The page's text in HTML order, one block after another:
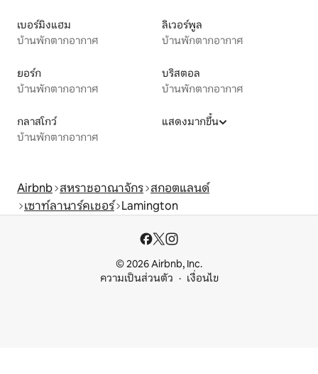
เบอร์มิงแฮม
บ้านพักตากอากาศ
ลิเวอร์พูล
บ้านพักตากอากาศ
ยอร์ก
บ้านพักตากอากาศ
บริสตอล
บ้านพักตากอากาศ
กลาสโกว์
บ้านพักตากอากาศ
แสดงมากขึ้น
Airbnb สหราชอาณาจักร สกอตแลนด์
เซาท์ลานาร์คเชอร์ Lamington
© 2026 Airbnb, Inc.
ความเป็นส่วนตัว
เงื่อนไข